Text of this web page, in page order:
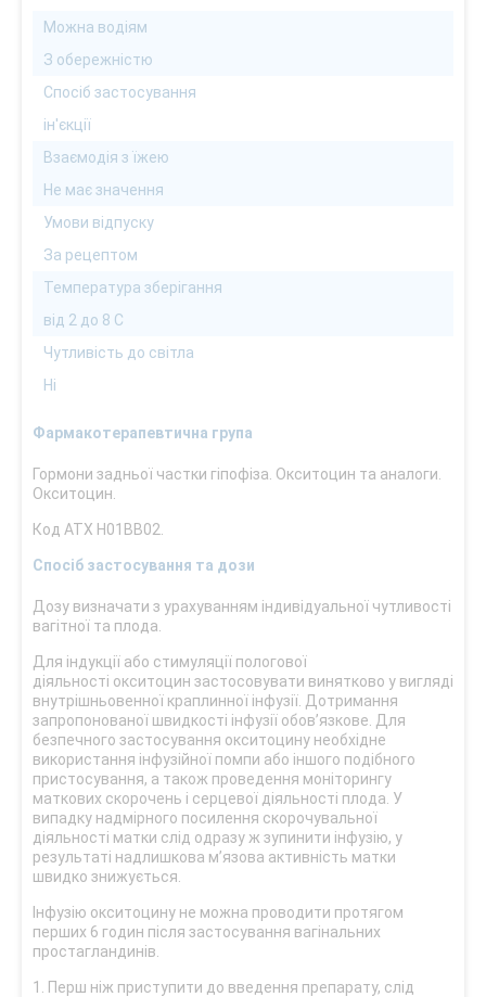
Можна водіям
З обережністю
Спосіб застосування
ін'єкції
Взаємодія з їжею
Не має значення
Умови відпуску
За рецептом
Температура зберігання
від 2 до 8 С
Чутливість до світла
Ні
Фармакотерапевтична група
Гормони задньої частки гіпофіза. Окситоцин та аналоги.
Окситоцин.
Код АТХ Н01ВВ02.
Спосіб застосування та дози
Дозу визначати з урахуванням індивідуальної чутливості
вагітної та плода.
Для індукції або стимуляції пологової
діяльності окситоцин застосовувати винятково у вигляді
внутрішньовенної краплинної інфузії. Дотримання
запропонованої швидкості інфузії обов’язкове. Для
безпечного застосування окситоцину необхідне
використання інфузійної помпи або іншого подібного
пристосування, а також проведення моніторингу
маткових скорочень і серцевої діяльності плода. У
випадку надмірного посилення скорочувальної
діяльності матки слід одразу ж зупинити інфузію, у
результаті надлишкова м’язова активність матки
швидко знижується.
Інфузію окситоцину не можна проводити протягом
перших 6 годин після застосування вагінальних
простагландинів.
1. Перш ніж приступити до введення препарату, слід